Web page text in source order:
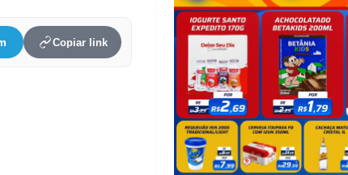
Copiar link